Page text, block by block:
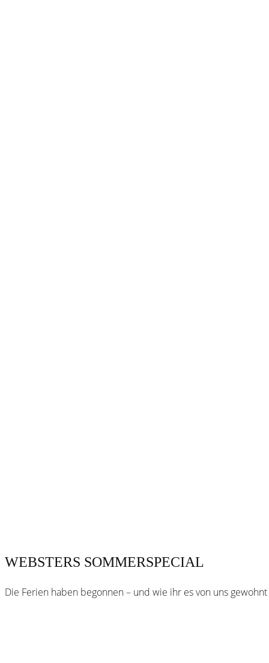
WEBSTERS SOMMERSPECIAL
Die Ferien haben begonnen – und wie ihr es von uns